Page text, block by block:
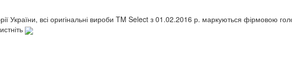
України, всі оригінальні вироби TM Select з 01.02.2016 р. маркуються фірмовою